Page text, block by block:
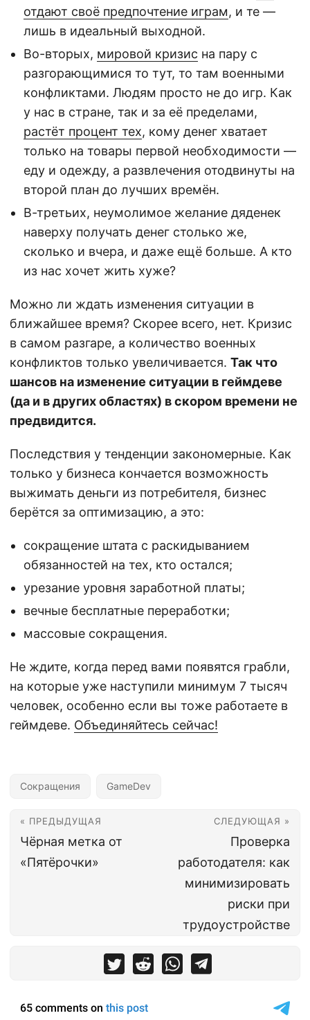
отдают своё предпочтение играм, и те —
лишь в идеальный выходной.
Во-вторых, мировой кризис на пару с
разгорающимися то тут, то там военными
конфликтами. Людям просто не до игр. Как
у нас в стране, так и за её пределами,
растёт процент тех, кому денег хватает
только на товары первой необходимости —
еду и одежду, а развлечения отодвинуты на
второй план до лучших времён.
В-третьих, неумолимое желание дяденек
наверху получать денег столько же,
сколько и вчера, и даже ещё больше. А кто
из нас хочет жить хуже?
Можно ли ждать изменения ситуации в
ближайшее время? Скорее всего, нет. Кризис
в самом разгаре, а количество военных
конфликтов только увеличивается. Так что
шансов на изменение ситуации в геймдеве
(да и в других областях) в скором времени не
предвидится.
Последствия у тенденции закономерные. Как
только у бизнеса кончается возможность
выжимать деньги из потребителя, бизнес
берётся за оптимизацию, а это:
сокращение штата с раскидыванием
обязанностей на тех, кто остался;
урезание уровня заработной платы;
вечные бесплатные переработки;
массовые сокращения.
Не ждите, когда перед вами появятся грабли,
на которые уже наступили минимум 7 тысяч
человек, особенно если вы тоже работаете в
геймдеве. Объединяйтесь сейчас!
Сокращения GameDev
« ПРЕДЫДУЩАЯ
Чёрная метка от
«Пятёрочки»
СЛЕДУЮЩАЯ »
Проверка
работодателя: как
минимизировать
риски при
трудоустройстве